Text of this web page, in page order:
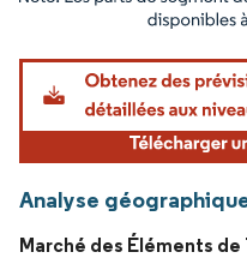
Image © Mordor Intelligence. La
Analyse
Marché des Éléments de